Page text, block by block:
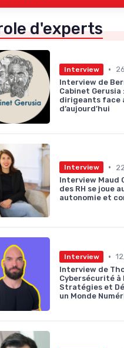
d'experts
Interview •
Interview de
Cabinet Gerusia
dirigeants face
d’aujourd’hui
Interview •
Interview Maud
des RH se joue
autonomie et
Interview •
Interview de
Cybersécurité à
Stratégies et
un Monde